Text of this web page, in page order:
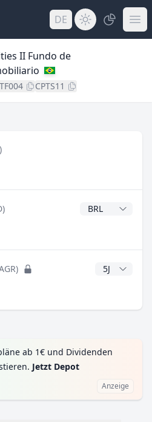
DE
II Fundo de
CPTS11
CAGR Jahre
ab 1€ und Dividenden
Jetzt Depot
Anzeige